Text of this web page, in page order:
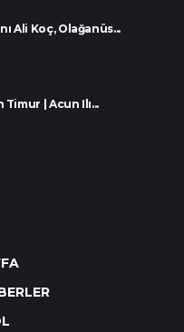
Ali Koç, Olağanüs...
| Acun Ilı...